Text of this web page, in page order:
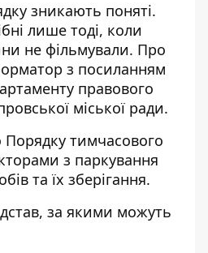
зникають поняті.
лише тоді, коли
не фільмували. Про
з посиланням
правового
міської ради.
Порядку тимчасового
з паркування
та їх зберігання.
за якими можуть